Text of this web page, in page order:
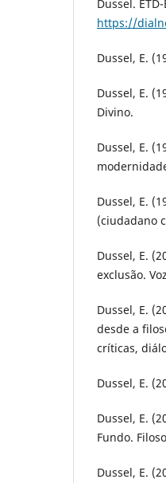
Dussel.
https://
Dussel, E.
Dussel, E.
Divino.
Dussel, E.
Dussel, E.
(ciudadano
Dussel, E.
exclusão.
Dussel, E.
desde a
críticas,
Dussel, E.
Dussel, E.
Fundo.
Dussel, E.